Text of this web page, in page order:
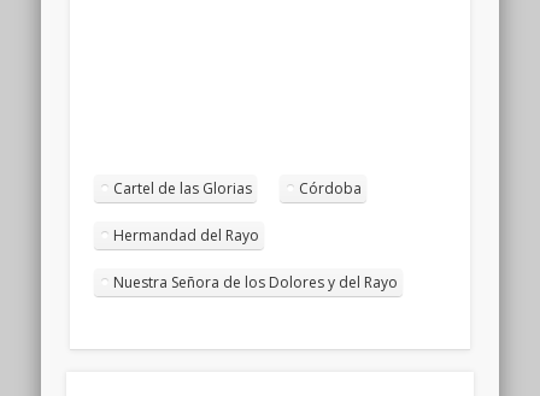
Cartel de las Glorias Córdoba
Hermandad del Rayo
Nuestra Señora de los Dolores y del Rayo